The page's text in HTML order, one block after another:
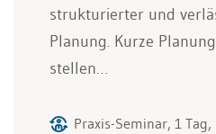
strukturierter und
Planung. Kurze
stellen…
Praxis-Seminar, 1 Tag,